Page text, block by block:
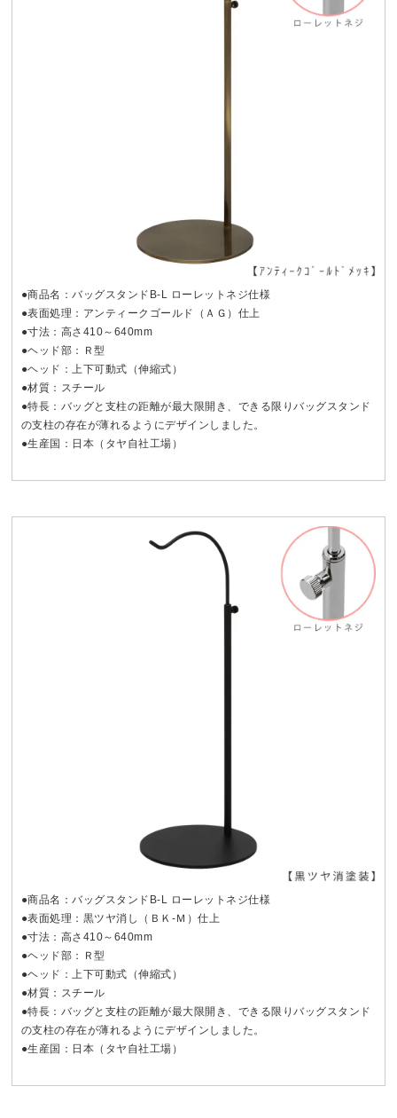
●商品名：バッグスタンドB-L ローレットネジ仕様
●表面処理：アンティークゴールド（ＡＧ）仕上
●寸法：高さ410～640mm
●ヘッド部：Ｒ型
●ヘッド：上下可動式（伸縮式）
●材質：スチール
●特長：バッグと支柱の距離が最大限開き、できる限りバッグスタンド
の支柱の存在が薄れるようにデザインしました。
●生産国：日本（タヤ自社工場）
●商品名：バッグスタンドB-L ローレットネジ仕様
●表面処理：黒ツヤ消し（ＢＫ-Ｍ）仕上
●寸法：高さ410～640mm
●ヘッド部：Ｒ型
●ヘッド：上下可動式（伸縮式）
●材質：スチール
●特長：バッグと支柱の距離が最大限開き、できる限りバッグスタンド
の支柱の存在が薄れるようにデザインしました。
●生産国：日本（タヤ自社工場）